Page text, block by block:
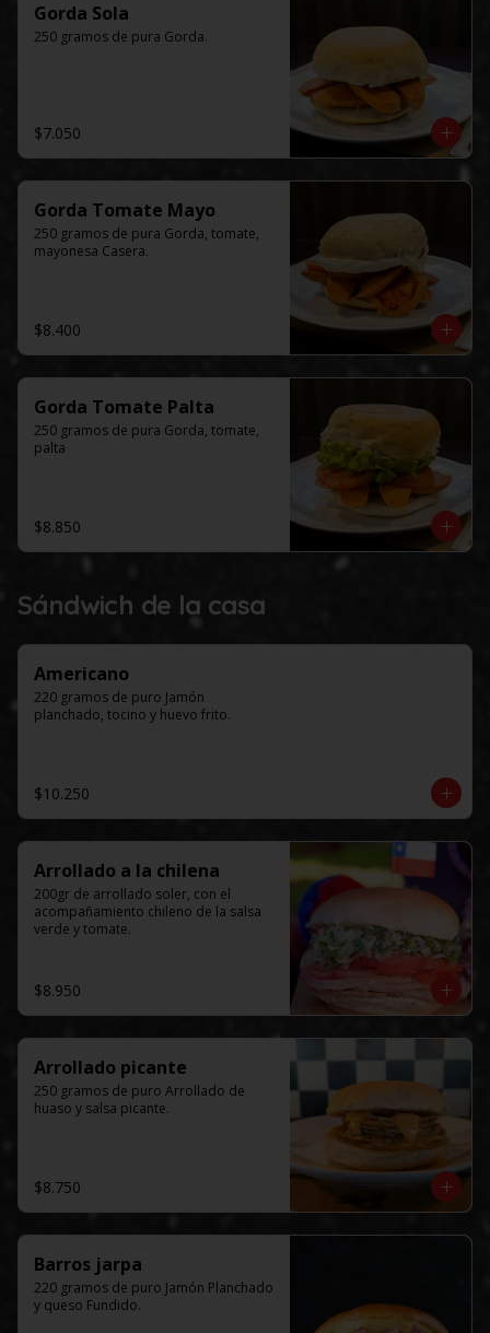
Gorda Sola
250 gramos de pura Gorda.
$7.050
Gorda Tomate Mayo
250 gramos de pura Gorda, tomate,
mayonesa Casera.
$8.400
Gorda Tomate Palta
250 gramos de pura Gorda, tomate,
palta
$8.850
Sándwich de la casa
Americano
220 gramos de puro Jamón
planchado, tocino y huevo frito.
$10.250
Arrollado a la chilena
200gr de arrollado soler, con el
acompañamiento chileno de la salsa
verde y tomate.
$8.950
Arrollado picante
250 gramos de puro Arrollado de
huaso y salsa picante.
$8.750
Barros jarpa
220 gramos de puro Jamón Planchado
y queso Fundido.